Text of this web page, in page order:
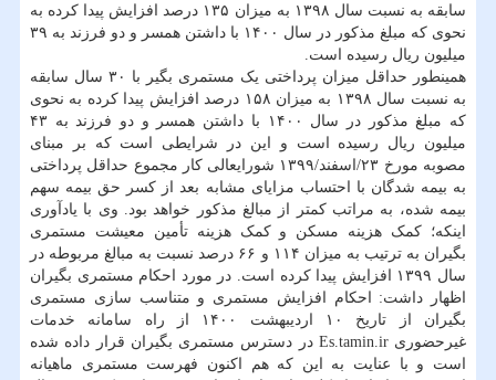
سابقه به نسبت سال ۱۳۹۸ به میزان ۱۳۵ درصد افزایش پیدا کرده به
نحوی که مبلغ مذکور در سال ۱۴۰۰ با داشتن همسر و دو فرزند به ۳۹
میلیون ریال رسیده است.
همینطور حداقل میزان پرداختی یک مستمری بگیر با ۳۰ سال سابقه
به نسبت سال ۱۳۹۸ به میزان ۱۵۸ درصد افزایش پیدا کرده به نحوی
که مبلغ مذکور در سال ۱۴۰۰ با داشتن همسر و دو فرزند به ۴۳
میلیون ریال رسیده است و این در شرایطی است که بر مبنای
مصوبه مورخ ۲۳/اسفند/۱۳۹۹ شورایعالی کار مجموع حداقل پرداختی
به بیمه شدگان با احتساب مزایای مشابه بعد از کسر حق بیمه سهم
بیمه شده، به مراتب کمتر از مبالغ مذکور خواهد بود. وی با یادآوری
اینکه؛ کمک هزینه مسکن و کمک هزینه تأمین معیشت مستمری
بگیران به ترتیب به میزان ۱۱۴ و ۶۶ درصد نسبت به مبالغ مربوطه در
سال ۱۳۹۹ افزایش پیدا کرده است. در مورد احکام مستمری بگیران
اظهار داشت: احکام افزایش مستمری و متناسب سازی مستمری
بگیران از تاریخ ۱۰ اردیبهشت ۱۴۰۰ از راه سامانه خدمات
غیرحضوری Es.tamin.ir در دسترس مستمری بگیران قرار داده شده
است و با عنایت به این که هم اکنون فهرست مستمری ماهیانه